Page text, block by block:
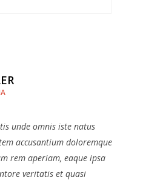
unde omnis iste natus
accusantium doloremque
rem aperiam, eaque ipsa
veritatis et quasi